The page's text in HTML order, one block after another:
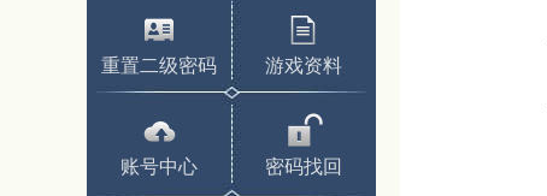
重置二级密码 游戏资料
账号中心 密码找回